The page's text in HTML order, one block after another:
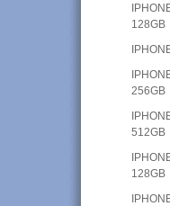
128GB
256GB
512GB
128GB